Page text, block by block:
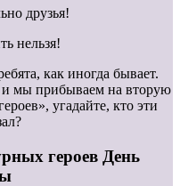
друзья!
нельзя!
как иногда бывает.
и мы прибываем на вторую
угадайте, кто эти
героев День